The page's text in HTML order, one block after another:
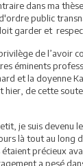
dans ma
public
garder et
privilège de l’avoir
éminents
et la doyenne
hier, de cette
je suis devenu
là tout au long
précieux
a pesé